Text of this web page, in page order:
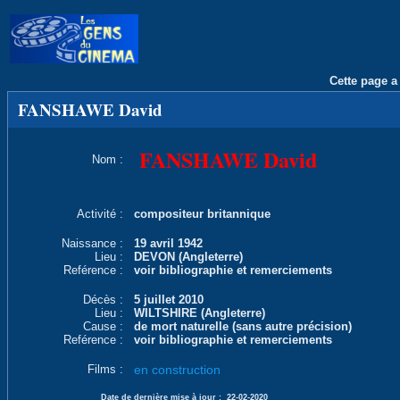
Cette page
FANSHAWE David
Nom : FANSHAWE David
Activité : compositeur britannique
Naissance :
19 avril 1942
Lieu :
DEVON (Angleterre)
Reférence :
voir bibliographie et remerciements
Décès :
5 juillet 2010
Lieu :
WILTSHIRE (Angleterre)
Cause :
de mort naturelle (sans autre précision)
Reférence :
voir bibliographie et remerciements
Films : en construction
Date de dernière mise à jour : 22-02-2020